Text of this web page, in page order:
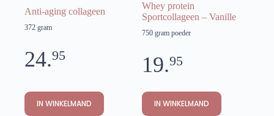
Anti-aging collageen
372 gram
24.95
IN WINKELMAND
Whey protein
Sportcollageen – Vanille
750 gram poeder
19.95
IN WINKELMAND